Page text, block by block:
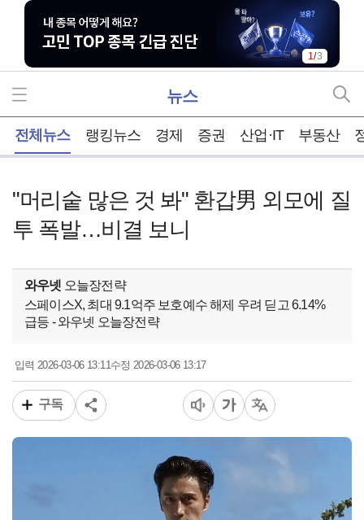
1/3
뉴스
전체뉴스 랭킹뉴스 경제 증권 산업·IT 부동산
"머리숱 많은 것 봐" 환갑男 외모에 질
투 폭발…비결 보니
와우넷 오늘장전략
스페이스X, 최대 9.1억주 보호예수 해제 우려 딛고 6.14%
급등 - 와우넷 오늘장전략
입력 2026-03-06 13:11 수정 2026-03-06 13:17
구독